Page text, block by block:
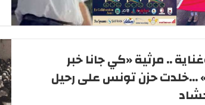
.. مرثية «كي جانا خبر
...خلدت حزن تونس على رحيل